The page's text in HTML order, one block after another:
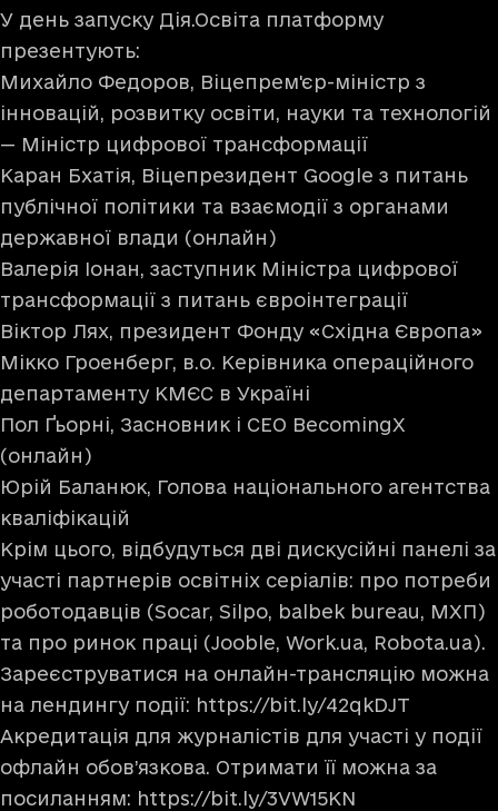
У день запуску Дія.Освіта платформу
презентують:
Михайло Федоров, Віцепрем'єр-міністр з
інновацій, розвитку освіти, науки та технологій
— Міністр цифрової трансформації
Каран Бхатія, Віцепрезидент Google з питань
публічної політики та взаємодії з органами
державної влади (онлайн)
Валерія Іонан, заступник Міністра цифрової
трансформації з питань євроінтеграції
Віктор Лях, президент Фонду «Східна Європа»
Мікко Гроенберг, в.о. Керівника операційного
департаменту КМЄС в Україні
Пол Ґьорні, Засновник і CEO BecomingX
(онлайн)
Юрій Баланюк, Голова національного агентства
кваліфікацій
Крім цього, відбудуться дві дискусійні панелі за
участі партнерів освітніх серіалів: про потреби
роботодавців (Socar, Silpo, balbek bureau, МХП)
та про ринок праці (Jooble, Work.ua, Robota.ua).
Зареєструватися на онлайн-трансляцію можна
на лендингу події: https://bit.ly/42qkDJT
Акредитація для журналістів для участі у події
офлайн обов’язкова. Отримати її можна за
посиланням: https://bit.ly/3VW15KN